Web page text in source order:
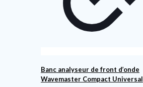
Banc analyseur de front d’onde
Wavemaster Compact Universal